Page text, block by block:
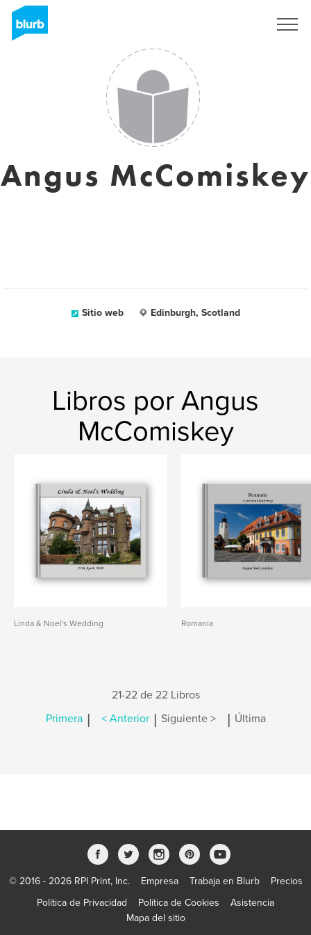
Angus McComiskey
Sitio web Edinburgh, Scotland
Libros por Angus
McComiskey
Linda & Noel's Wedding Romania
21-22 de 22 Libros
Primera | < Anterior | Siguiente > | Última
© 2016 - 2026 RPI Print, Inc. Empresa Trabaja en Blurb
Precios
Política de Privacidad
Política de Cookies
Asistencia
Mapa del sitio